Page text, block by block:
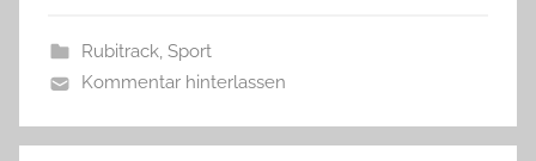
Rubitrack, Sport
Kommentar hinterlassen